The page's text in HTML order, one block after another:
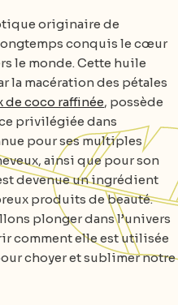
originaire de
conquis le cœur
le monde. Cette huile
la macération des pétales
de coco raffinée, possède
privilégiée dans
pour ses multiples
ainsi que pour son
devenue un ingrédient
produits de beauté.
plonger dans l’univers
comment elle est utilisée
choyer et sublimer notre